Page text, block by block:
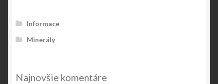
Informace
Minerály
Najnovšie komentáre